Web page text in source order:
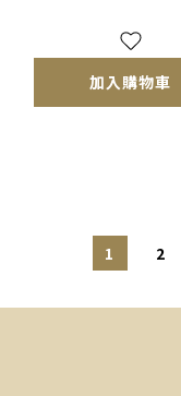
加入購物車
1 2